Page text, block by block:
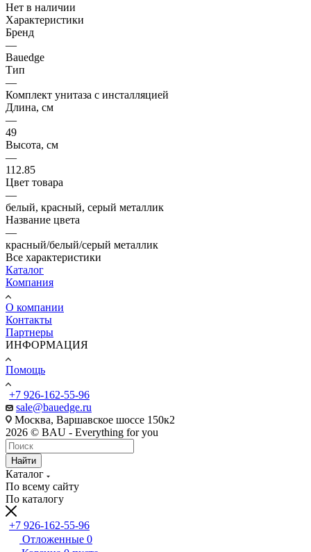
Нет в наличии
Характеристики
Бренд
—
Bauedge
Тип
—
Комплект унитаза c инсталляцией
Длина, см
—
49
Высота, см
—
112.85
Цвет товара
—
белый, красный, серый металлик
Название цвета
—
красный/белый/серый металлик
Все характеристики
Каталог
Компания
О компании
Контакты
Партнеры
ИНФОРМАЦИЯ
Помощь
+7 926-162-55-96
sale@bauedge.ru
Москва, Варшавское шоссе 150к2
2026 © BAU - Everything for you
Найти
Каталог
По всему сайту
По каталогу
+7 926-162-55-96
Отложенные 0